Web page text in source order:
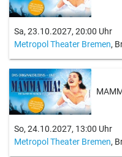
Sa, 23.10.2027, 20:00 Uhr
Metropol Theater Bremen,
So, 24.10.2027, 13:00 Uhr
Metropol Theater Bremen,